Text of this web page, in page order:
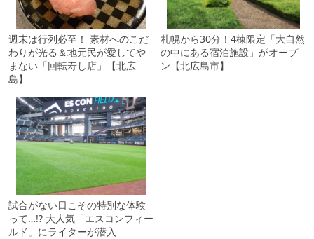
週末は行列必至！ 素材へのこだ
わりが光る＆地元民が愛してや
まない「回転寿し店」【北広
島】
札幌から30分！4棟限定「大自然
の中にある宿泊施設」がオープ
ン【北広島市】
試合がない日こその特別な体験
って…!? 大人気「エスコンフィー
ルド」にライターが潜入